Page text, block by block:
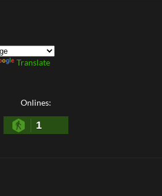
Translate
Onlines:
1